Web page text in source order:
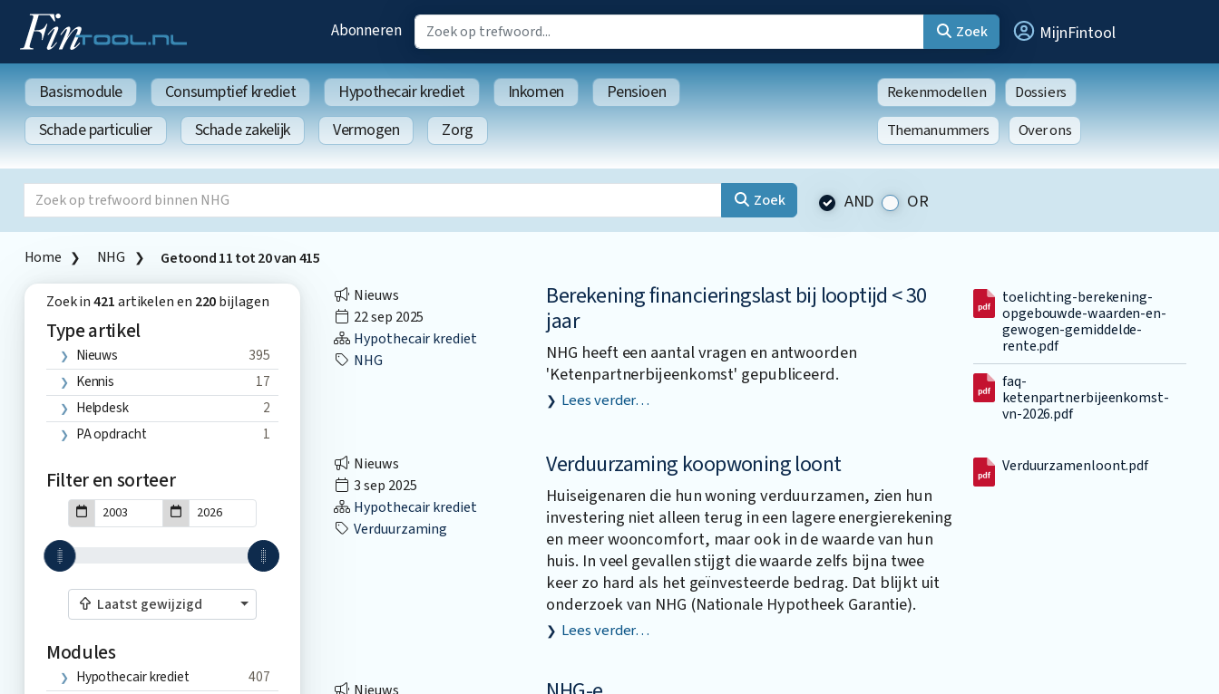
Abonneren Zoek MijnFintool
Basismodule Consumptief krediet Hypothecair krediet Inkomen
Pensioen
Schade particulier
Schade zakelijk Vermogen Zorg
Rekenmodellen
Dossiers
Themanummers
Over ons
Zoek AND OR
Home NHG Getoond11tot20van415
Zoek in421artikelen en 220bijlagen
Type artikel
Nieuws
395
Kennis
17
Helpdesk
2
PA opdracht
1
Filter en sorteer
Laatst gewijzigd
Modules
Hypothecair krediet
407
Nieuws
22 sep 2025
Hypothecair krediet
NHG
Berekening financieringslast bij looptijd < 30
jaar
NHG heeft een aantal vragen en antwoorden
'Ketenpartnerbijeenkomst' gepubliceerd.
Lees verder…
toelichting-berekening-
opgebouwde-waarden-en-
gewogen-gemiddelde-
rente.pdf
faq-
ketenpartnerbijeenkomst-
vn-2026.pdf
Nieuws
3 sep 2025
Hypothecair krediet
Verduurzaming
Verduurzaming koopwoning loont
Huiseigenaren die hun woning verduurzamen, zien hun
investering niet alleen terug in een lagere energierekening
en meer wooncomfort, maar ook in de waarde van hun
huis. In veel gevallen stijgt die waarde zelfs bijna twee
keer zo hard als het geïnvesteerde bedrag. Dat blijkt uit
onderzoek van NHG (Nationale Hypotheek Garantie).
Lees verder…
Verduurzamenloont.pdf